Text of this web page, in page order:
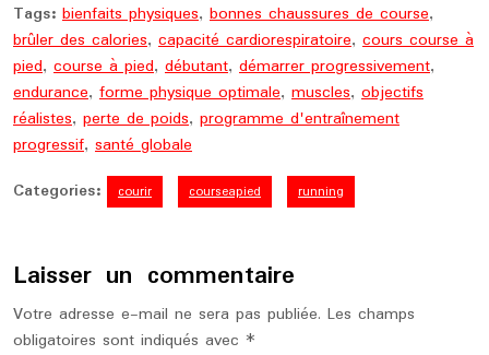
Tags: bienfaits physiques, bonnes chaussures de course,
brûler des calories, capacité cardiorespiratoire, cours course à
pied, course à pied, débutant, démarrer progressivement,
endurance, forme physique optimale, muscles, objectifs
réalistes, perte de poids, programme d'entraînement
progressif, santé globale
Categories:
courir courseapied running
Laisser un commentaire
Votre adresse e-mail ne sera pas publiée. Les champs
obligatoires sont indiqués avec *